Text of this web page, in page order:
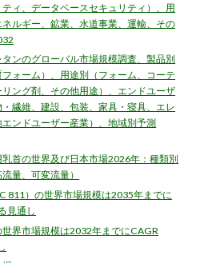
ィ、データベースセキュリティ）、用
ルギー、鉱業、水道事業、運輸、その
ンのグローバル市場規模調査、製品別
フォーム）、用途別（フォーム、コーテ
ング剤、その他用途）、エンドユーザ
繊維、建設、包装、家具・寝具、エレ
ンドユーザー産業）、地域別予測
首の世界及び日本市場2026年：種類別
量、可変流量）
811）の世界市場規模は2035年までに
見通し
界市場規模は2032年までにCAGR